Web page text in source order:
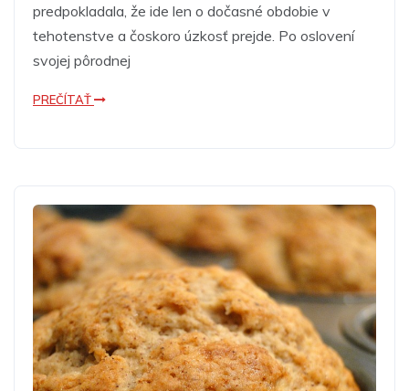
predpokladala, že ide len o dočasné obdobie v
tehotenstve a čoskoro úzkosť prejde. Po oslovení
svojej pôrodnej
PREČÍTAŤ